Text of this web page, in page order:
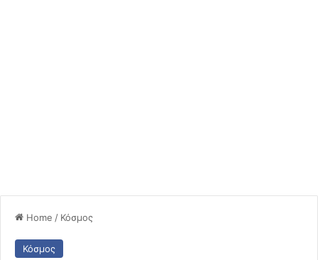
Home / Κόσμος
Κόσμος